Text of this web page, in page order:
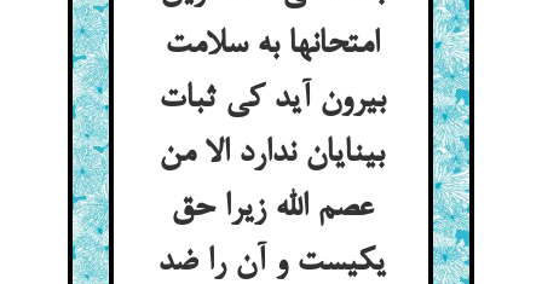
امتحانها به سلامت
بیرون آید کی ثبات
بینایان ندارد الا من
عصم الله زیرا حق
یکیست و آن را ضد